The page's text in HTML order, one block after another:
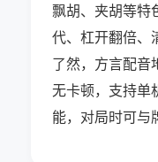
飘胡、夹胡等特
代、杠开翻倍、
了然，方言配音
无卡顿，支持单
能，对局时可与